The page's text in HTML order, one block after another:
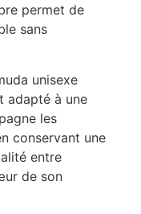
permet de
sans
unisexe
adapté à une
les
conservant une
entre
de son